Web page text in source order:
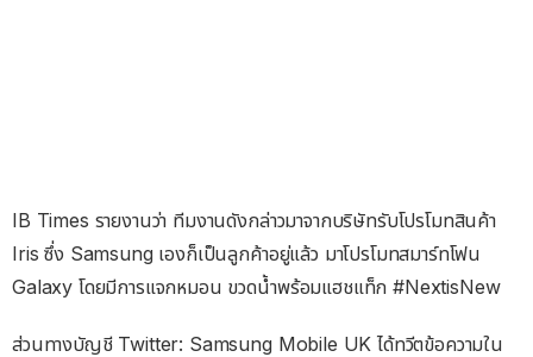
IB Times รายงานว่า ทีมงานดังกล่าวมาจากบริษัทรับโปรโมทสินค้า
Iris ซึ่ง Samsung เองก็เป็นลูกค้าอยู่แล้ว มาโปรโมทสมาร์ทโฟน
Galaxy โดยมีการแจกหมอน ขวดน้ำพร้อมแฮชแท็ก #NextisNew
ส่วนทางบัญชี Twitter: Samsung Mobile UK ได้ทวีตข้อความใน